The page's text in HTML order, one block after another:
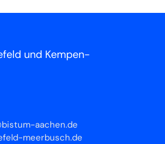
und Kempen-
aachen.de
meerbusch.de